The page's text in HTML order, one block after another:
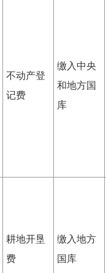
不动产登
记费
缴入中央
和地方国
库
耕地开垦
费
缴入地方
国库